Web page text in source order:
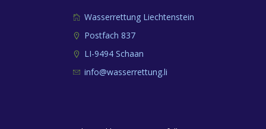
Wasserrettung Liechtenstein
Postfach 837
LI-9494 Schaan
info@wasserrettung.li